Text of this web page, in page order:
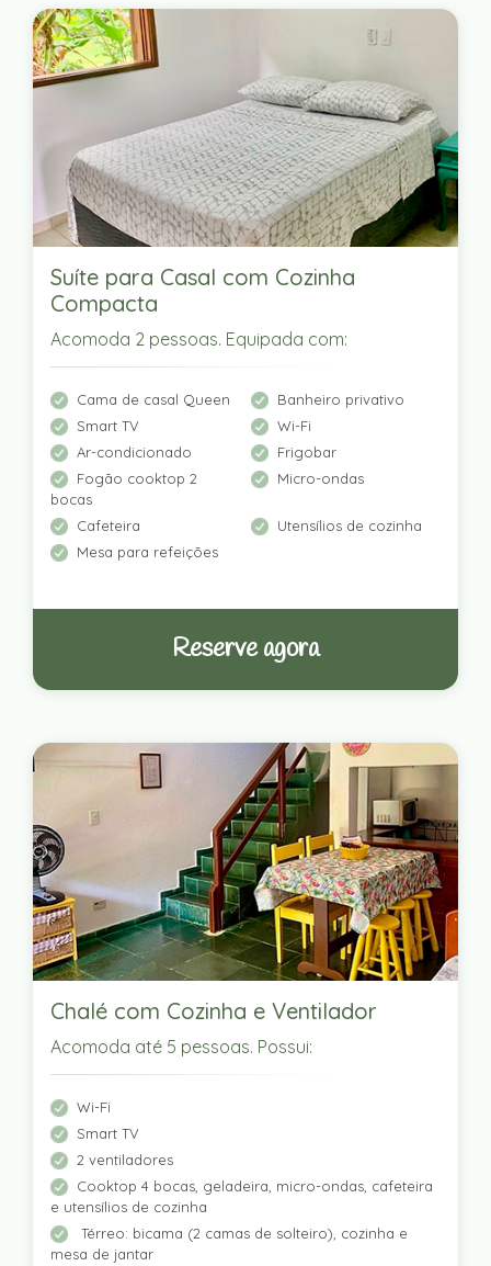
Suíte para Casal com Cozinha
Compacta
Acomoda 2 pessoas. Equipada com:
Cama de casal Queen
Banheiro privativo
Smart TV
Wi-Fi
Ar-condicionado
Frigobar
Fogão cooktop 2
bocas
Micro-ondas
Cafeteira
Utensílios de cozinha
Mesa para refeições
Reserve agora
Chalé com Cozinha e Ventilador
Acomoda até 5 pessoas. Possui:
Wi-Fi
Smart TV
2 ventiladores
Cooktop 4 bocas, geladeira, micro-ondas, cafeteira
e utensílios de cozinha
Térreo: bicama (2 camas de solteiro), cozinha e
mesa de jantar